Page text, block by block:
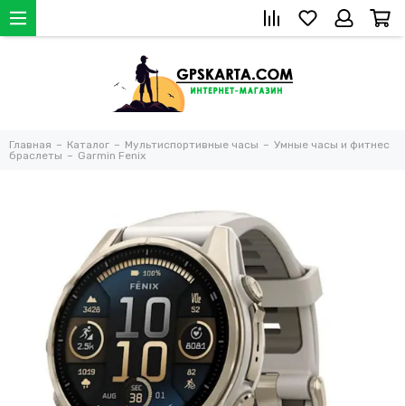
Главная Каталог Мультиспортивные часы
Умные часы и фитнес
браслеты
Garmin Fenix